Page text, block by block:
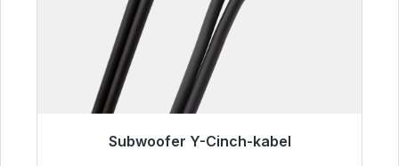
Subwoofer Y-Cinch-kabel
Klaar voor onmiddellijke verzending, levertijd